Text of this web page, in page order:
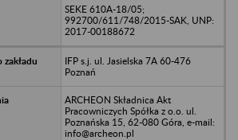
SEKE 610A-18/05;
992700/611/748/2015-SAK, UNP:
2017-00188672
IFP s.j. ul. Jasielska 7A 60-476
Poznań
ARCHEON Składnica Akt
Pracowniczych Spółka z o.o. ul.
Poznańska 15, 62-080 Góra, e-mail:
info@archeon.pl